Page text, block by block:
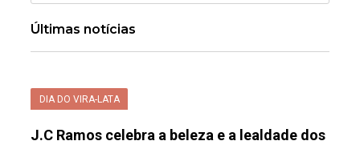
Últimas notícias
DIA DO VIRA-LATA
J.C Ramos celebra a beleza e a lealdade dos